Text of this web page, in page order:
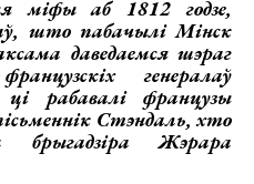
міфы аб 1812 годзе,
што пабачылі Мінск
даведаемся шэраг
генералаў
рабавалі французы
Стэндаль, хто
Жэрара